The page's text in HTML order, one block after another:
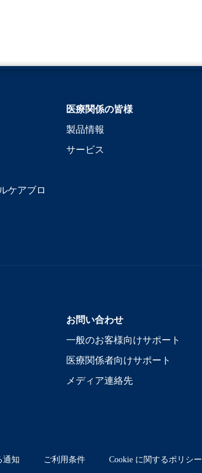
ケアブロ
医療関係の皆様
製品情報
サービス
お問い合わせ
一般のお客様向けサポート
医療関係者向けサポート
メディア連絡先
通知 ご利用条件 Cookie に関するポリシー